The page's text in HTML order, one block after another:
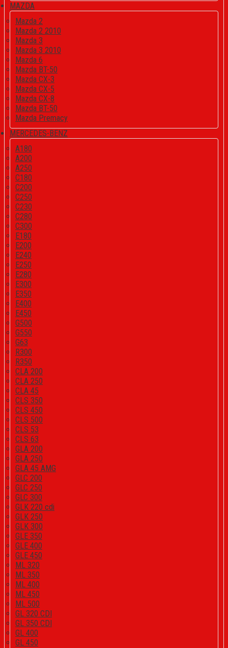
MAZDA
Mazda 2
Mazda 2 2010
Mazda 3
Mazda 3 2010
Mazda 6
Mazda BT-50
Mazda CX-3
Mazda CX-5
Mazda CX-8
Mazda BT-50
Mazda Premacy
MERCEDES-BENZ
A180
A200
A250
C180
C200
C250
C230
C280
C300
E180
E200
E240
E250
E280
E300
E350
E400
E450
G500
G550
G63
R300
R350
CLA 200
CLA 250
CLA 45
CLS 350
CLS 450
CLS 500
CLS 53
CLS 63
GLA 200
GLA 250
GLA 45 AMG
GLC 200
GLC 250
GLC 300
GLK 220 cdi
GLK 250
GLK 300
GLE 350
GLE 400
GLE 450
ML 320
ML 350
ML 400
ML 450
ML 500
GL 320 CDI
GL 350 CDI
GL 400
GL 450